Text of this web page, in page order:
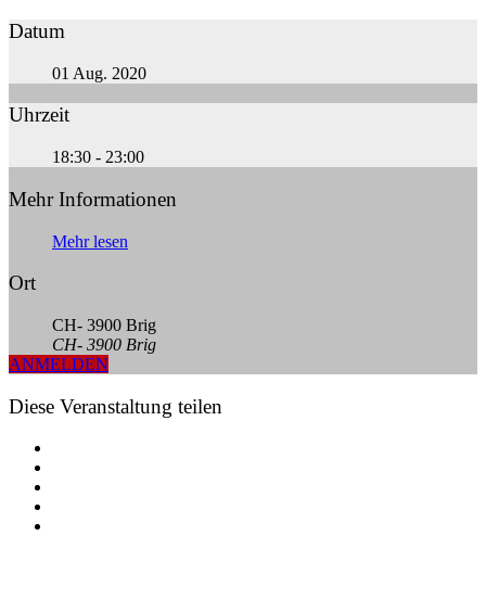
Datum
01 Aug. 2020
Uhrzeit
18:30 - 23:00
Mehr Informationen
Mehr lesen
Ort
CH- 3900 Brig
CH- 3900 Brig
ANMELDEN
Diese Veranstaltung teilen